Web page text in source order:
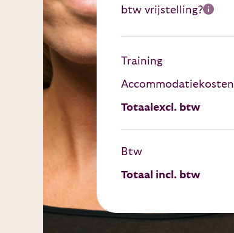
btw vrijstelling?
Training
Accommodatiekosten
Totaal excl. btw
Btw
Totaal incl. btw